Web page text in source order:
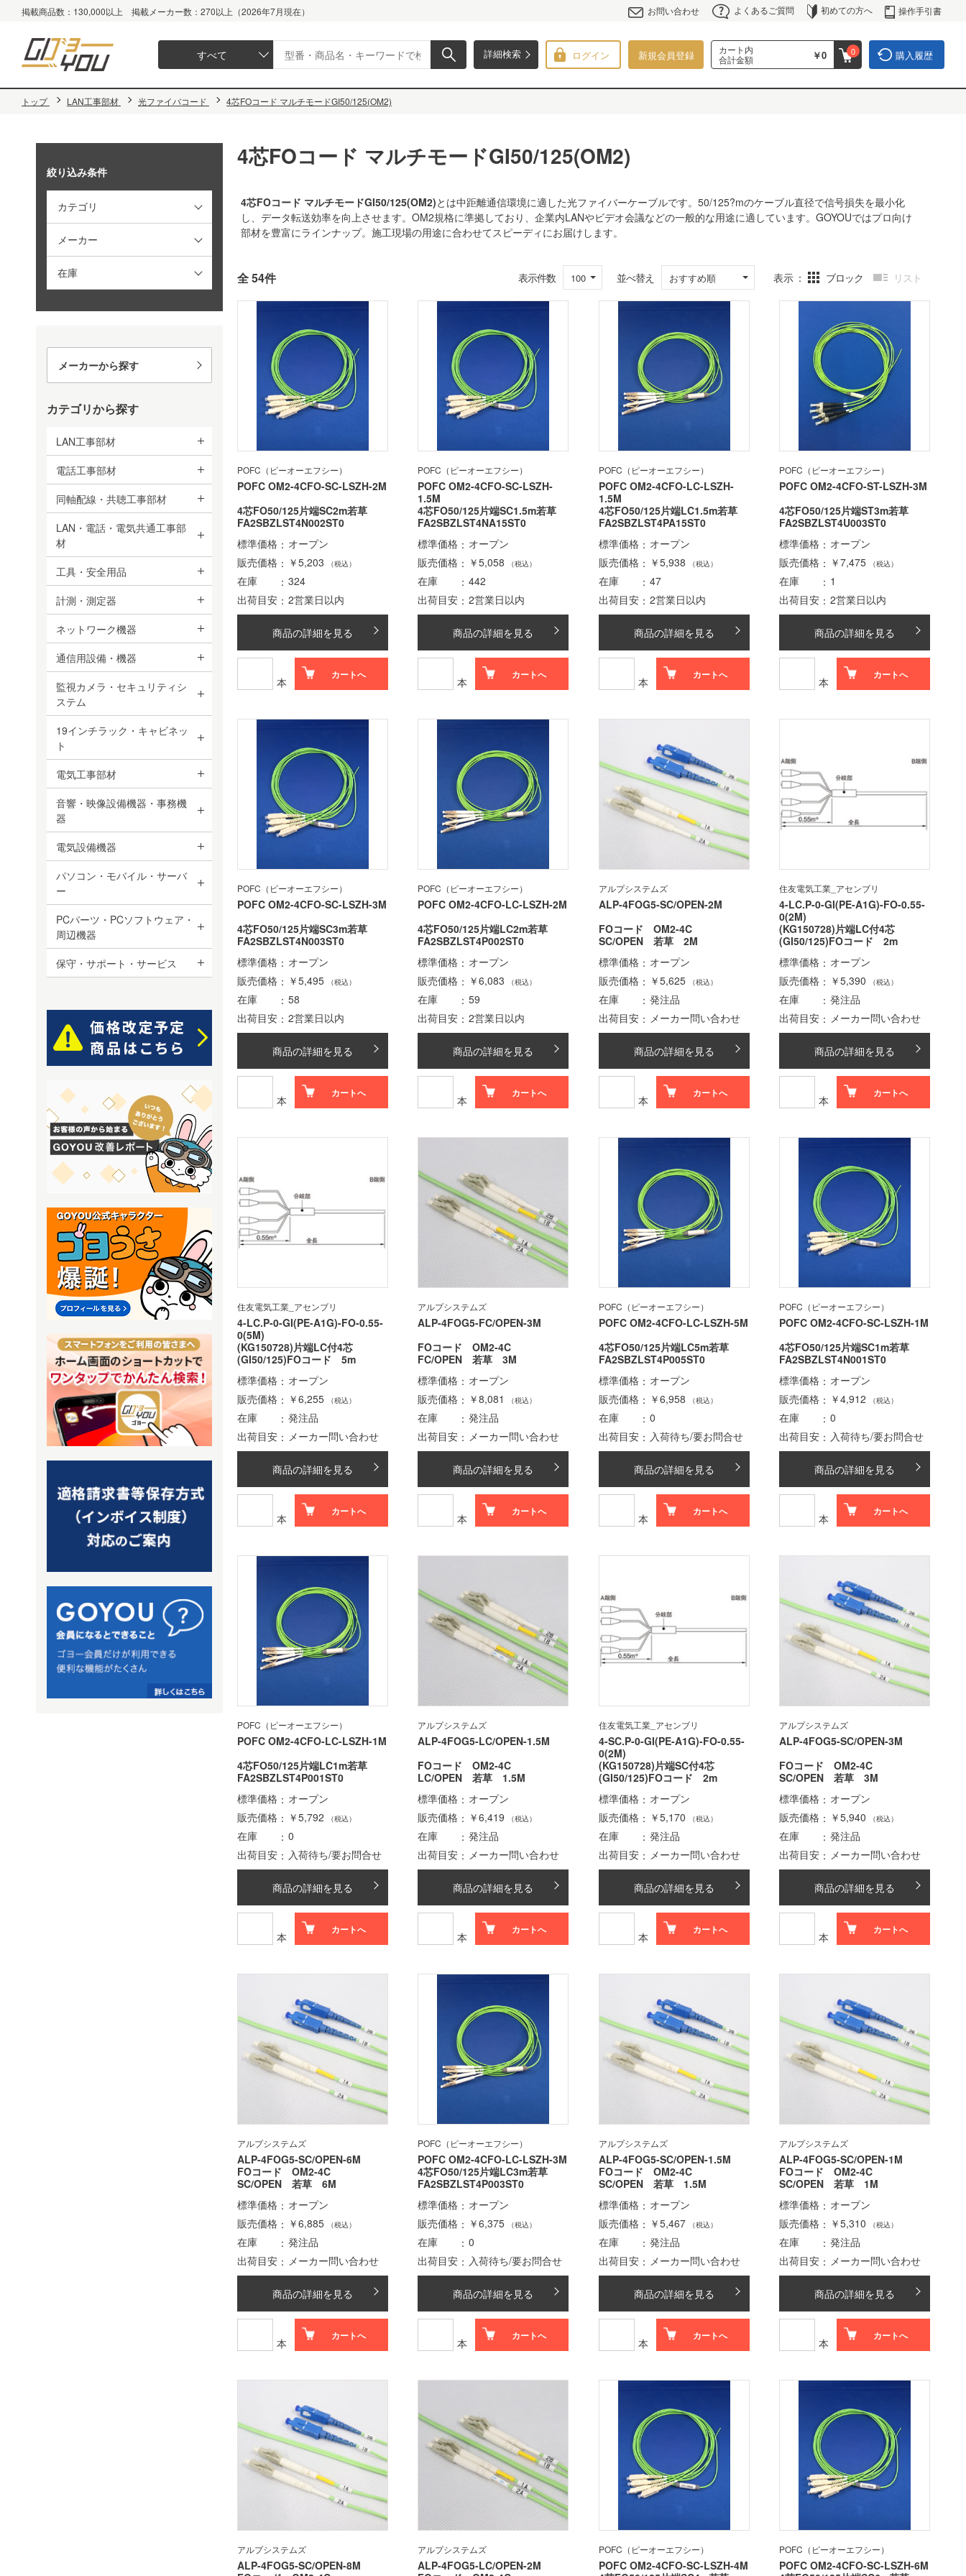
掲載商品数：130,000以上 掲載メーカー数：270以上（2026年7月現在） お問い合わせ よくあるご質問 初めての方へ 操作手引書
詳細検索
すべて ログイン 新規会員登録
カート内
合計金額
￥0 0 購入履歴
トップ LAN工事部材 光ファイバコード 4芯FOコード マルチモードGI50/125(OM2)
4芯FOコード マルチモードGI50/125(OM2)
4芯FOコード マルチモードGI50/125(OM2)とは中距離通信環境に適した光ファイバーケーブルです。50/125?mのケーブル直径で信号損失を最小化
し、データ転送効率を向上させます。OM2規格に準拠しており、企業内LANやビデオ会議などの一般的な用途に適しています。GOYOUではプロ向け
部材を豊富にラインナップ。施工現場の用途に合わせてスピーディにお届けします。
表示件数 100 並べ替え おすすめ順 表示 ブロック リスト
全 54件
POFC（ピーオーエフシー）
POFC OM2-4CFO-SC-LSZH-2M
4芯FO50/125片端SC2m若草
FA2SBZLST4N002ST0
標準価格
オープン
販売価格
￥5,203 （税込）
在庫
324
出荷目安
2営業日以内
商品の詳細を見る
本
カートへ
POFC（ピーオーエフシー）
POFC OM2-4CFO-SC-LSZH-
1.5M
4芯FO50/125片端SC1.5m若草
FA2SBZLST4NA15ST0
標準価格
オープン
販売価格
￥5,058 （税込）
在庫
442
出荷目安
2営業日以内
商品の詳細を見る
本
カートへ
POFC（ピーオーエフシー）
POFC OM2-4CFO-LC-LSZH-
1.5M
4芯FO50/125片端LC1.5m若草
FA2SBZLST4PA15ST0
標準価格
オープン
販売価格
￥5,938 （税込）
在庫
47
出荷目安
2営業日以内
商品の詳細を見る
本
カートへ
POFC（ピーオーエフシー）
POFC OM2-4CFO-ST-LSZH-3M
4芯FO50/125片端ST3m若草
FA2SBZLST4U003ST0
標準価格
オープン
販売価格
￥7,475 （税込）
在庫
1
出荷目安
2営業日以内
商品の詳細を見る
本
カートへ
POFC（ピーオーエフシー）
POFC OM2-4CFO-SC-LSZH-3M
4芯FO50/125片端SC3m若草
FA2SBZLST4N003ST0
標準価格
オープン
販売価格
￥5,495 （税込）
在庫
58
出荷目安
2営業日以内
商品の詳細を見る
本
カートへ
POFC（ピーオーエフシー）
POFC OM2-4CFO-LC-LSZH-2M
4芯FO50/125片端LC2m若草
FA2SBZLST4P002ST0
標準価格
オープン
販売価格
￥6,083 （税込）
在庫
59
出荷目安
2営業日以内
商品の詳細を見る
本
カートへ
アルプシステムズ
ALP-4FOG5-SC/OPEN-2M
FOコード OM2-4C
SC/OPEN 若草 2M
標準価格
オープン
販売価格
￥5,625 （税込）
在庫
発注品
出荷目安
メーカー問い合わせ
商品の詳細を見る
本
カートへ
住友電気工業_アセンブリ
4-LC.P-0-GI(PE-A1G)-FO-0.55-
0(2M)
(KG150728)片端LC付4芯
(GI50/125)FOコード 2m
標準価格
オープン
販売価格
￥5,390 （税込）
在庫
発注品
出荷目安
メーカー問い合わせ
商品の詳細を見る
本
カートへ
住友電気工業_アセンブリ
4-LC.P-0-GI(PE-A1G)-FO-0.55-
0(5M)
(KG150728)片端LC付4芯
(GI50/125)FOコード 5m
標準価格
オープン
販売価格
￥6,255 （税込）
在庫
発注品
出荷目安
メーカー問い合わせ
商品の詳細を見る
本
カートへ
アルプシステムズ
ALP-4FOG5-FC/OPEN-3M
FOコード OM2-4C
FC/OPEN 若草 3M
標準価格
オープン
販売価格
￥8,081 （税込）
在庫
発注品
出荷目安
メーカー問い合わせ
商品の詳細を見る
本
カートへ
POFC（ピーオーエフシー）
POFC OM2-4CFO-LC-LSZH-5M
4芯FO50/125片端LC5m若草
FA2SBZLST4P005ST0
標準価格
オープン
販売価格
￥6,958 （税込）
在庫
0
出荷目安
入荷待ち/要お問合せ
商品の詳細を見る
本
カートへ
POFC（ピーオーエフシー）
POFC OM2-4CFO-SC-LSZH-1M
4芯FO50/125片端SC1m若草
FA2SBZLST4N001ST0
標準価格
オープン
販売価格
￥4,912 （税込）
在庫
0
出荷目安
入荷待ち/要お問合せ
商品の詳細を見る
本
カートへ
POFC（ピーオーエフシー）
POFC OM2-4CFO-LC-LSZH-1M
4芯FO50/125片端LC1m若草
FA2SBZLST4P001ST0
標準価格
オープン
販売価格
￥5,792 （税込）
在庫
0
出荷目安
入荷待ち/要お問合せ
商品の詳細を見る
本
カートへ
アルプシステムズ
ALP-4FOG5-LC/OPEN-1.5M
FOコード OM2-4C
LC/OPEN 若草 1.5M
標準価格
オープン
販売価格
￥6,419 （税込）
在庫
発注品
出荷目安
メーカー問い合わせ
商品の詳細を見る
本
カートへ
住友電気工業_アセンブリ
4-SC.P-0-GI(PE-A1G)-FO-0.55-
0(2M)
(KG150728)片端SC付4芯
(GI50/125)FOコード 2m
標準価格
オープン
販売価格
￥5,170 （税込）
在庫
発注品
出荷目安
メーカー問い合わせ
商品の詳細を見る
本
カートへ
アルプシステムズ
ALP-4FOG5-SC/OPEN-3M
FOコード OM2-4C
SC/OPEN 若草 3M
標準価格
オープン
販売価格
￥5,940 （税込）
在庫
発注品
出荷目安
メーカー問い合わせ
商品の詳細を見る
本
カートへ
アルプシステムズ
ALP-4FOG5-SC/OPEN-6M
FOコード OM2-4C
SC/OPEN 若草 6M
標準価格
オープン
販売価格
￥6,885 （税込）
在庫
発注品
出荷目安
メーカー問い合わせ
商品の詳細を見る
本
カートへ
POFC（ピーオーエフシー）
POFC OM2-4CFO-LC-LSZH-3M
4芯FO50/125片端LC3m若草
FA2SBZLST4P003ST0
標準価格
オープン
販売価格
￥6,375 （税込）
在庫
0
出荷目安
入荷待ち/要お問合せ
商品の詳細を見る
本
カートへ
アルプシステムズ
ALP-4FOG5-SC/OPEN-1.5M
FOコード OM2-4C
SC/OPEN 若草 1.5M
標準価格
オープン
販売価格
￥5,467 （税込）
在庫
発注品
出荷目安
メーカー問い合わせ
商品の詳細を見る
本
カートへ
アルプシステムズ
ALP-4FOG5-SC/OPEN-1M
FOコード OM2-4C
SC/OPEN 若草 1M
標準価格
オープン
販売価格
￥5,310 （税込）
在庫
発注品
出荷目安
メーカー問い合わせ
商品の詳細を見る
本
カートへ
アルプシステムズ
ALP-4FOG5-SC/OPEN-8M
アルプシステムズ
ALP-4FOG5-LC/OPEN-2M
POFC（ピーオーエフシー）
POFC OM2-4CFO-SC-LSZH-4M
POFC（ピーオーエフシー）
POFC OM2-4CFO-SC-LSZH-6M
絞り込み条件
カテゴリ
メーカー
在庫
メーカーから探す
カテゴリから探す
LAN工事部材
電話工事部材
同軸配線・共聴工事部材
LAN・電話・電気共通工事部
材
工具・安全用品
計測・測定器
ネットワーク機器
通信用設備・機器
監視カメラ・セキュリティシ
ステム
19インチラック・キャビネッ
ト
電気工事部材
音響・映像設備機器・事務機
器
電気設備機器
パソコン・モバイル・サーバ
ー
PCパーツ・PCソフトウェア・
周辺機器
保守・サポート・サービス